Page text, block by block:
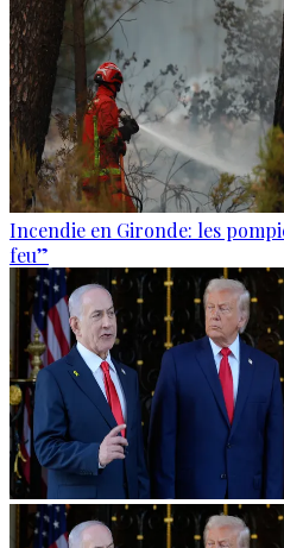
Incendie en Gironde: les
feu”